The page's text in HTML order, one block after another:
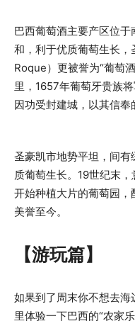
巴西葡萄酒主要产区位
和，利于优质葡萄生长
Roque）更被誉为“葡萄
里，1657年葡萄牙贵族
因功受封建城，以其信奉
圣豪凯市地势平坦，间
质葡萄生长。19世纪末
开始种植大片的葡萄园，
美誉至今。
【游玩篇】
如果到了周末你不想去
里体验一下巴西的“农家